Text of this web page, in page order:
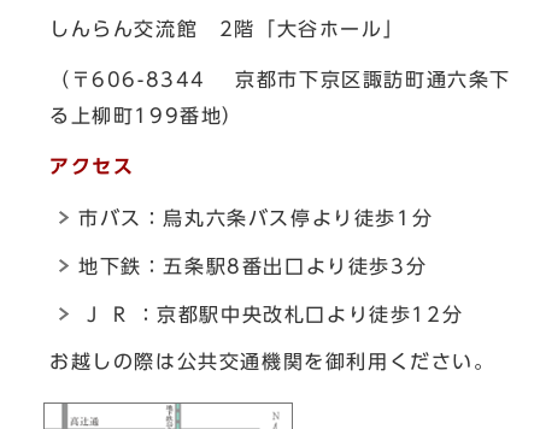
しんらん交流館 2階「大谷ホール」
（〒606-8344 京都市下京区諏訪町通六条下
る上柳町199番地）
アクセス
市バス：烏丸六条バス停より徒歩1分
地下鉄：五条駅8番出口より徒歩3分
J R ：京都駅中央改札口より徒歩12分
お越しの際は公共交通機関を御利用ください。